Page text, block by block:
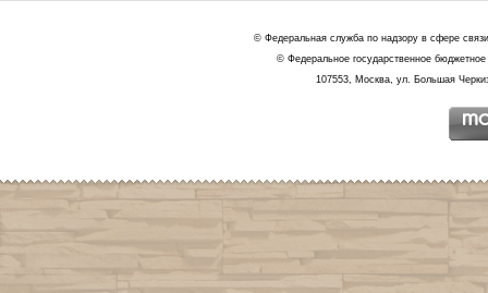
© Федеральная служба по надзору в сфере
© Федеральное государственное
107553, Москва, ул. Большая